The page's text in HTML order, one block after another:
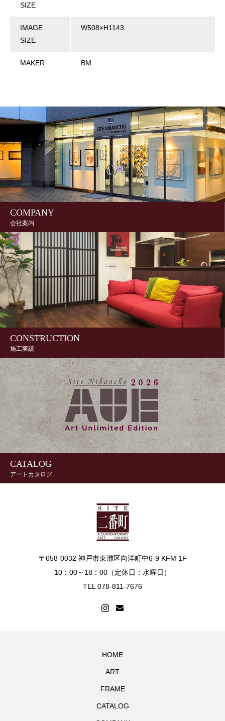
SIZE
IMAGE
SIZE
W508×H1143
MAKER BM
COMPANY
会社案内
CONSTRUCTION
施工実績
CATALOG
アートカタログ
〒658-0032 神戸市東灘区向洋町中6-9 KFM 1F
10：00～18：00（定休日：水曜日）
TEL 078-811-7676
HOME
ART
FRAME
CATALOG